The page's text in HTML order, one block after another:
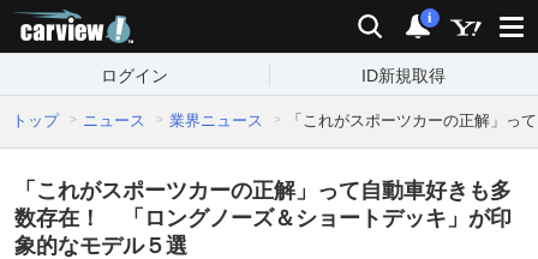
検索 通知
i
ログイン ID新規取得
トップ ニュース 業界ニュース 「これがスポーツカーの正解」
「これがスポーツカーの正解」って自動車好きも多
数存在！ 「ロングノーズ＆ショートデッキ」が印
象的なモデル５選